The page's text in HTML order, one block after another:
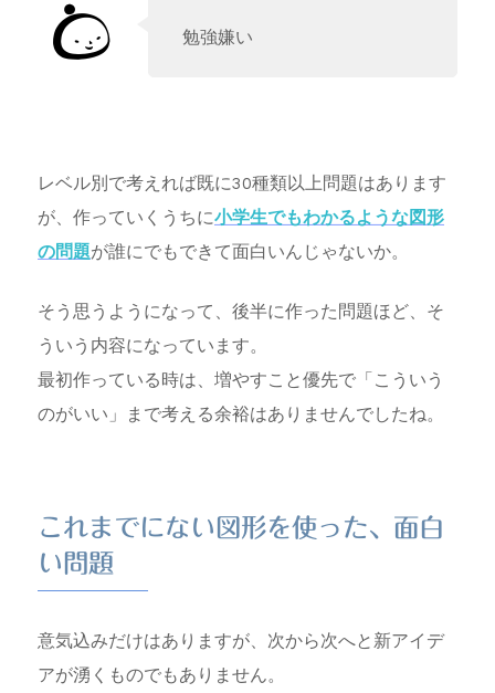
勉強嫌い
レベル別で考えれば既に30種類以上問題はあります
が、作っていくうちに小学生でもわかるような図形
の問題が誰にでもできて面白いんじゃないか。
そう思うようになって、後半に作った問題ほど、そ
ういう内容になっています。
最初作っている時は、増やすこと優先で「こういう
のがいい」まで考える余裕はありませんでしたね。
これまでにない図形を使った、面白
い問題
意気込みだけはありますが、次から次へと新アイデ
アが湧くものでもありません。